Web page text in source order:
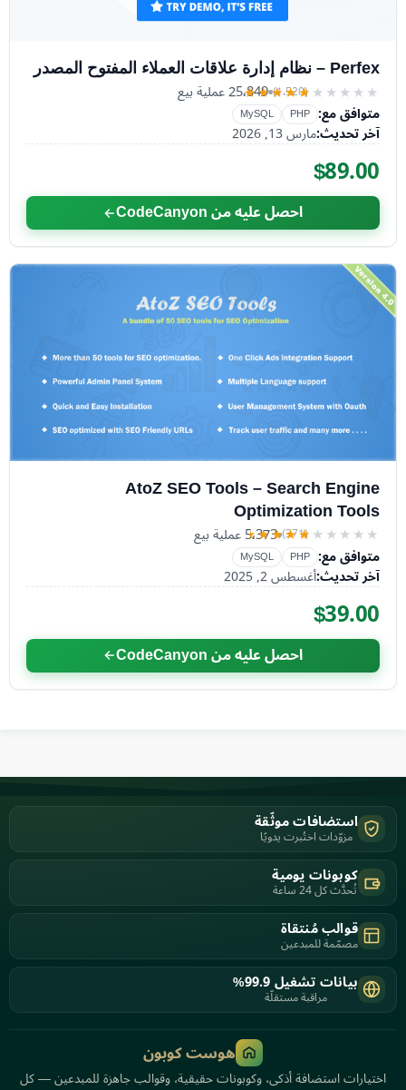
Perfex – نظام إدارة علاقات العملاء المفتوح المصدر
★★★★★
★★★★★
(1٬520) 25٬849 عملية بيع
متوافق مع: PHP
MySQL
آخر تحديث:مارس 13, 2026
$89.00
احصل عليه من CodeCanyon
AtoZ SEO Tools – Search Engine
Optimization Tools
★★★★★
★★★★★
(371) 5٬373 عملية بيع
متوافق مع: PHP
MySQL
آخر تحديث:أغسطس 2, 2025
$39.00
احصل عليه من CodeCanyon
استضافات موثّقة
مزوّدات اختُبرت يدويًا
كوبونات يومية
تُحدَّث كل 24 ساعة
قوالب مُنتقاة
مصمّمة للمبدعين
بيانات تشغيل 99.9%
مراقبة مستقلّة
هوست كوبون
اختيارات استضافة أذكى، وكوبونات حقيقية، وقوالب جاهزة للمبدعين — كل